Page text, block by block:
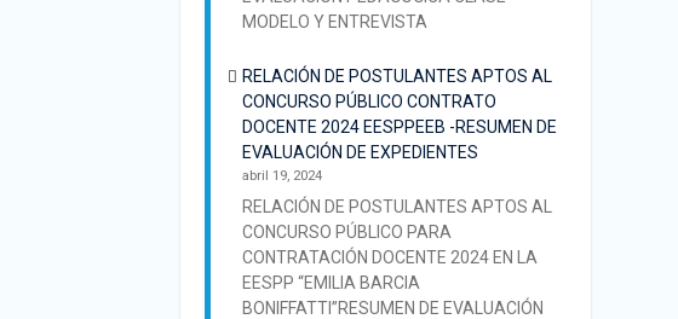
MODELO Y ENTREVISTA
RELACIÓN DE POSTULANTES APTOS AL
CONCURSO PÚBLICO CONTRATO
DOCENTE 2024 EESPPEEB -RESUMEN DE
EVALUACIÓN DE EXPEDIENTES
abril 19, 2024
RELACIÓN DE POSTULANTES APTOS AL
CONCURSO PÚBLICO PARA
CONTRATACIÓN DOCENTE 2024 EN LA
EESPP “EMILIA BARCIA
BONIFFATTI”RESUMEN DE EVALUACIÓN